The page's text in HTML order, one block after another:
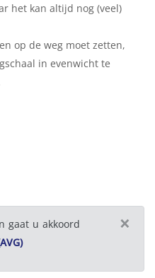
het kan altijd nog (veel)
op de weg moet zetten,
in evenwicht te
×
gaat u akkoord